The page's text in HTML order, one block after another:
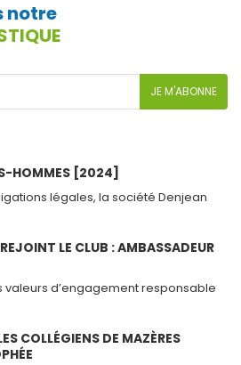
notre
JE M'ABONNE
HOMMES [2024]
légales, la société Denjean
LE CLUB : AMBASSADEUR
d’engagement responsable
COLLÉGIENS DE MAZÈRES